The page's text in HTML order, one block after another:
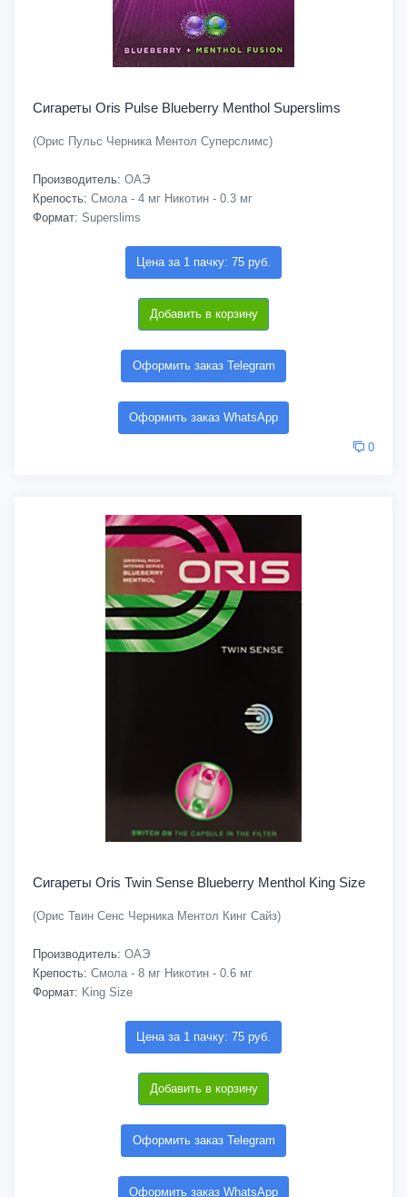
Сигареты Oris Pulse Blueberry Menthol Superslims
(Орис Пульс Черника Ментол Суперслимс)
Производитель: ОАЭ
Крепость: Смола - 4 мг Никотин - 0.3 мг
Формат: Superslims
Цена за 1 пачку: 75 руб.
Добавить в корзину
Оформить заказ Telegram
Оформить заказ WhatsApp
0
Сигареты Oris Twin Sense Blueberry Menthol King Size
(Орис Твин Сенс Черника Ментол Кинг Сайз)
Производитель: ОАЭ
Крепость: Смола - 8 мг Никотин - 0.6 мг
Формат: King Size
Цена за 1 пачку: 75 руб.
Добавить в корзину
Оформить заказ Telegram
Оформить заказ WhatsApp